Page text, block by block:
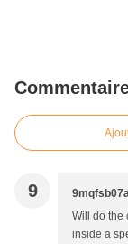
9
Will do the
inside a